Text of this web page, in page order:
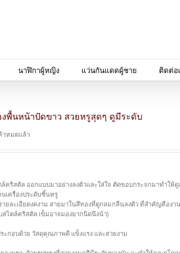
นาฬิกาผู้หญิง แว่นกันแดดผู้ชาย ติดต่อ
งพื้นหน้าปัดขาว สวยหรูสุดๆ ดูมีระดับ
าหมดแล้ว
คริสตัล ออกแบบมาอย่างลงตัวและใส่ใจ ตัดขอบกระจกมาทำให้
เครื่องประดับชิ้นหรู
ยละเอียดงดงาม สายมาในสีทองที่ดูกลมกลืนลงตัว ที่สำคัญคืองา
ไตล์คริสตัล เข็มอาจมองยากนิดนึงน้า)
ะกอบด้วย วัสดุคุณภาพดี แข็งแรง และสวยงาม